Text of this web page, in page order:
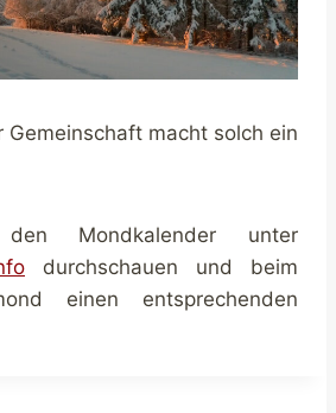
Gemeinschaft macht solch ein
Mondkalender unter
durchschauen und beim
einen entsprechenden